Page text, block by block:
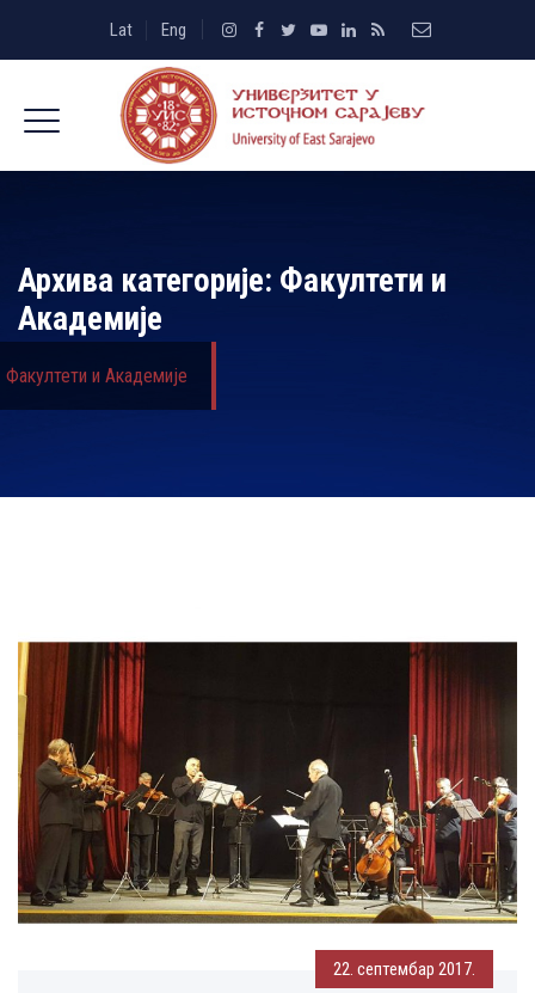
Lat Eng
Архива категорије: Факултети и
Академије
Факултети и Академије
22. септембар 2017.